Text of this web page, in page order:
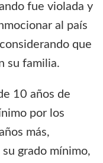
fue violada y
al país
que
su familia.
10 años de
por los
más,
grado mínimo,